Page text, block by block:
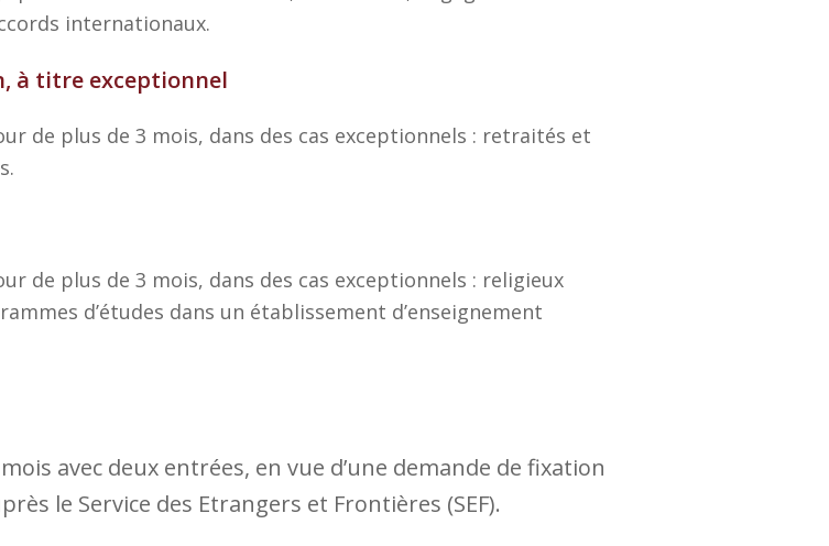
internationaux.
à titre exceptionnel
de plus de 3 mois, dans des cas exceptionnels : retraités et
de plus de 3 mois, dans des cas exceptionnels : religieux
d’études dans un établissement d’enseignement
avec deux entrées, en vue d’une demande de fixation
le Service des Etrangers et Frontières (SEF).